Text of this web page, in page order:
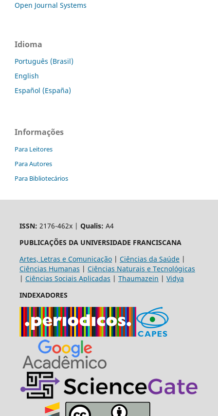
Open Journal Systems
Idioma
Português (Brasil)
English
Español (España)
Informações
Para Leitores
Para Autores
Para Bibliotecários
ISSN: 2176-462x | Qualis: A4
PUBLICAÇÕES DA UNIVERSIDADE FRANCISCANA
Artes, Letras e Comunicação| Ciências da Saúde|
Ciências Humanas | Ciências Naturais e Tecnológicas
| Ciências Sociais Aplicadas | Thaumazein | Vidya
INDEXADORES